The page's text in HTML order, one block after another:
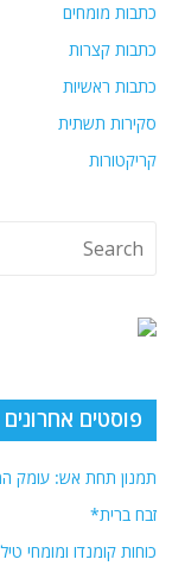
כתבות מומחים
כתבות קצרות
כתבות ראשיות
סקירות תשתית
קריקטורות
פוסטים אחרונים
תמנון תחת אש: עומק
זבח ברית*
כוחות קומנדו ומומחי